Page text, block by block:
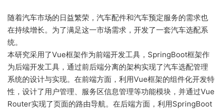
随着汽车市场的日益繁荣，汽车配件和汽车预定服务的需求也
在持续增长。为了满足这一市场需求，开发了一套汽车选配系
统。
本研究采用了Vue框架作为前端开发工具，SpringBoot框架作
为后端开发工具，通过前后端分离的架构实现了汽车选配管理
系统的设计与实现。在前端方面，利用Vue框架的组件化开发特
性，设计了用户管理、服务区信息管理等功能模块，并通过Vue
Router实现了页面的路由导航。在后端方面，利用SpringBoot